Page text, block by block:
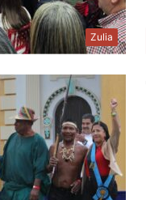
Zulia